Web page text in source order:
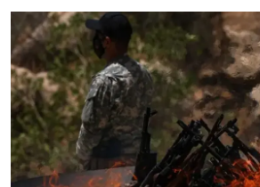
Wêne
Vidyo
Nivîskar
Arşiv